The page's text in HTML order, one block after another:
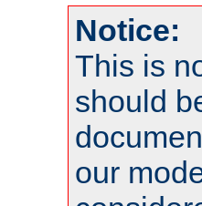
Notice:
This is
should
our